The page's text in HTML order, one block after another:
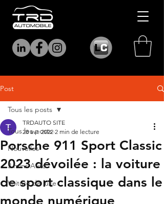
Post
Tous les posts
Nouvelles
3 mins Auto
Voiture de luxe
Tous les posts
Porsche 911 Sport Classic
2023 dévoilée : la voiture
de sport classique dans le
monde numérique
TRDAUTO SITE
28 avr. 2022 2 min de lecture